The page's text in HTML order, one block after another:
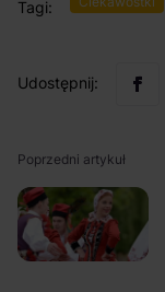
Tagi:
Udostępnij:
Poprzedni artykuł